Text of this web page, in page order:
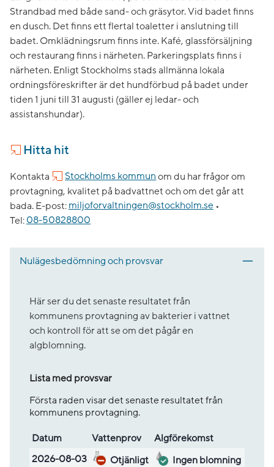
Strandbad med både sand- och gräsytor. Vid badet finns
en dusch. Det finns ett flertal toaletter i anslutning till
badet. Omklädningsrum finns inte. Kafé, glassförsäljning
och restaurang finns i närheten. Parkeringsplats finns i
närheten. Enligt Stockholms stads allmänna lokala
ordningsföreskrifter är det hundförbud på badet under
tiden 1 juni till 31 augusti (gäller ej ledar- och
assistanshundar).
Hitta hit
Kontakta Stockholms kommun om du har frågor om
provtagning, kvalitet på badvattnet och om det går att
bada. E-post: miljoforvaltningen@stockholm.se •
Tel: 08-50828800
Nulägesbedömning och provsvar
Här ser du det senaste resultatet från
kommunens provtagning av bakterier i vattnet
och kontroll för att se om det pågår en
algblomning.
Lista med provsvar
Första raden visar det senaste resultatet från
kommunens provtagning.
Lista med provsvar
Datum Vatten­prov
Alg­före­komst
2026-08-03
Otjänligt
Ingen blomning